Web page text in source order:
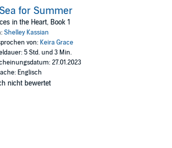
on his knees and make a plea with his heart.
follow their hearts back to the love they once shared,
for Summer
in the Heart, Book 1
Shelley Kassian
von: Keira Grace
5 Std. und 3 Min.
27.01.2023
Englisch
nicht bewertet